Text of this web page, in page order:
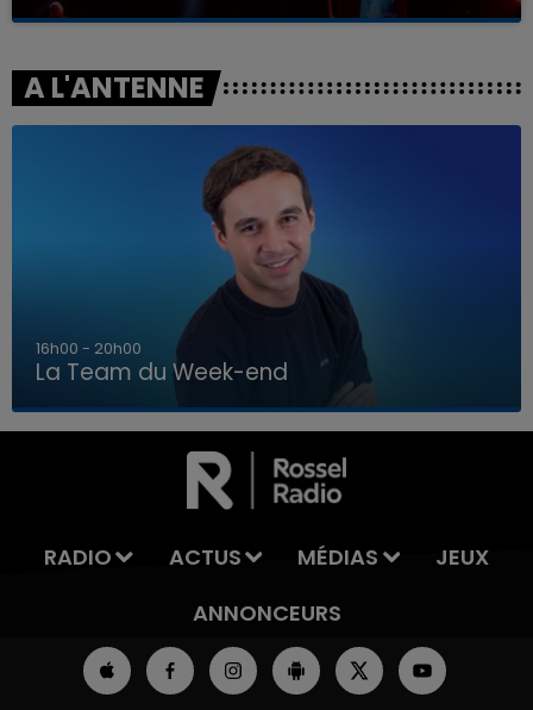
LA TEAM DU WEEK-END
A L'ANTENNE
7h00 - 12h00
La Team du Week-end
RADIO ACTUS MÉDIAS
JEUX
ANNONCEURS